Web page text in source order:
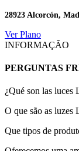
28923 Alcorcón,
Ver Plano
INFORMAÇÃO
PERGUNTAS
¿Qué son las luces
O que são as luzes
Que tipos de